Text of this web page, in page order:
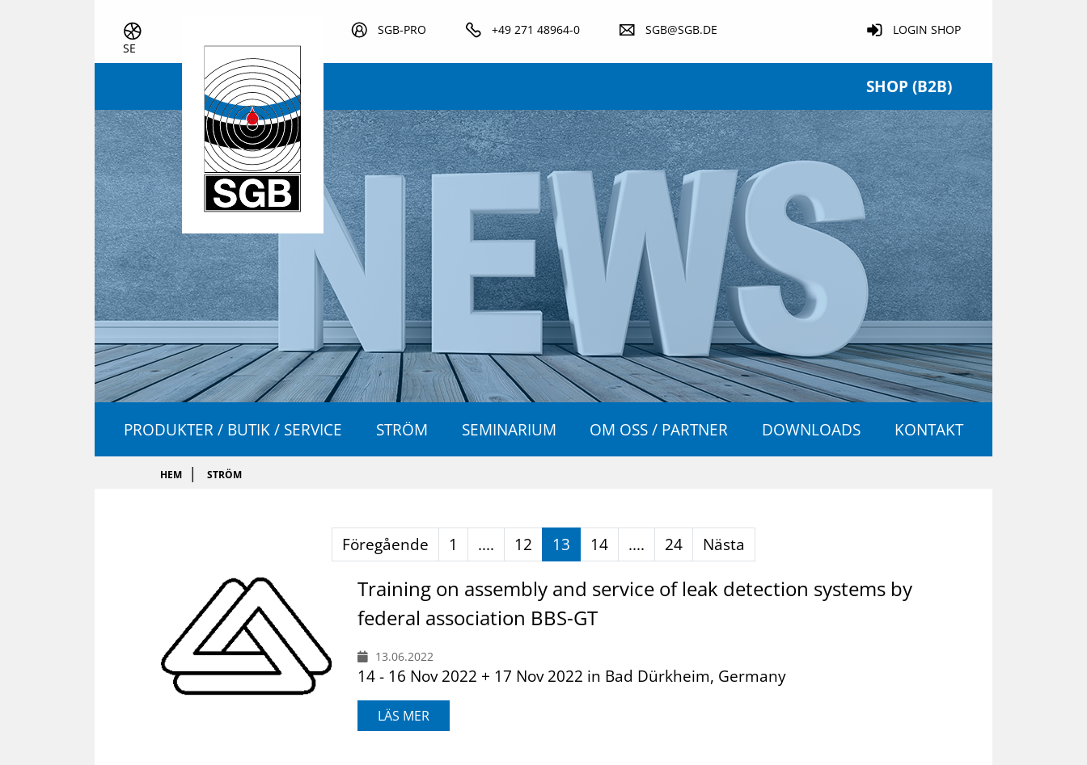
SE
SGB-PRO +49 271 48964-0 SGB@SGB.DE LOGIN SHOP
SHOP (B2B)
PRODUKTER / BUTIK / SERVICE STRÖM SEMINARIUM OM OSS / PARTNER DOWNLOADS KONTAKT
HEM STRÖM
Föregående 1 .... 12 13 14 .... 24 Nästa
Training on assembly and service of leak detection systems by
federal association BBS-GT
13.06.2022
14 - 16 Nov 2022 + 17 Nov 2022 in Bad Dürkheim, Germany
LÄS MER